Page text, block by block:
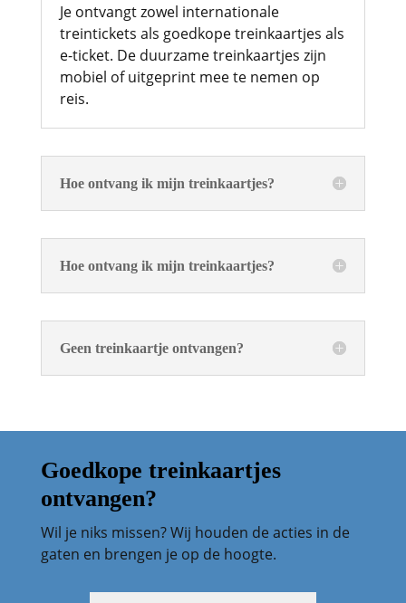
Je ontvangt zowel internationale
treintickets als goedkope treinkaartjes als
e-ticket. De duurzame treinkaartjes zijn
mobiel of uitgeprint mee te nemen op
reis.
Hoe ontvang ik mijn treinkaartjes?
Hoe ontvang ik mijn treinkaartjes?
Geen treinkaartje ontvangen?
Goedkope treinkaartjes
ontvangen?
Wil je niks missen? Wij houden de acties in de
gaten en brengen je op de hoogte.